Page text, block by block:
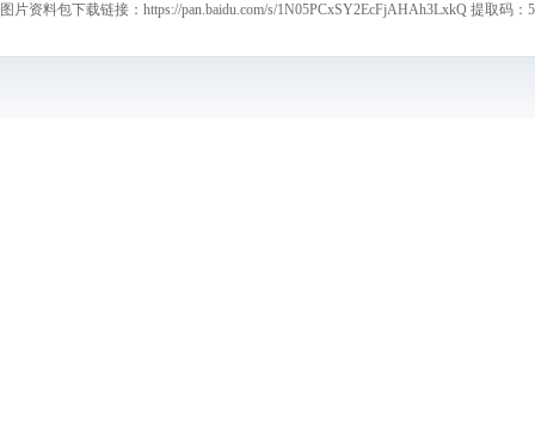
图片资料包下载链接： https://pan.baidu.com/s/1N05PCxSY2EcFjAHAh3LxkQ 提取码：